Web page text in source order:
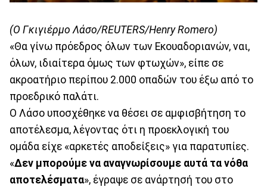
(Ο Γκιγιέρμο Λάσο/REUTERS/Henry Romero)
«Θα γίνω πρόεδρος όλων των Εκουαδοριανών, ναι,
όλων, ιδιαίτερα όμως των φτωχών», είπε σε
ακροατήριο περίπου 2.000 οπαδών του έξω από το
προεδρικό παλάτι.
Ο Λάσο υποσχέθηκε να θέσει σε αμφισβήτηση το
αποτέλεσμα, λέγοντας ότι η προεκλογική του
ομάδα είχε «αρκετές αποδείξεις» για παρατυπίες.
«Δεν μπορούμε να αναγνωρίσουμε αυτά τα νόθα
αποτελέσματα», έγραψε σε ανάρτησή του στο